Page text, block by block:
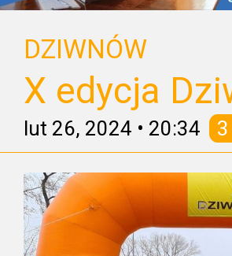
DZIWNÓW
X edycja
lut 26, 2024 • 20:34